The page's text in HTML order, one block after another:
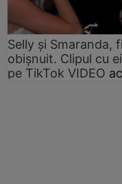
Selly și Smaranda,
obișnuit. Clipul cu
pe TikTok VIDEO